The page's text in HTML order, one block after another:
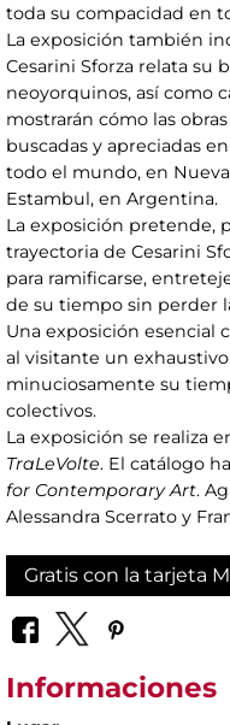
toda su compacidad en
La exposición también
Cesarini Sforza relata su
neoyorquinos, así como
mostrarán cómo las
buscadas y apreciadas
todo el mundo, en
Estambul, en Argentina.
La exposición pretende,
trayectoria de Cesarini
para ramificarse,
de su tiempo sin perder
Una exposición esencial
al visitante un
minuciosamente su
colectivos.
La exposición se realiza
TraLeVolte. El catálogo
for Contemporary Art.
Alessandra Scerrato y
Gratis con la tarjeta
Informaciones